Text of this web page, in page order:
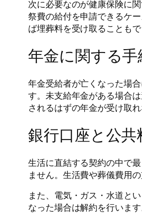
次に必要なのが健康保険に
祭費の給付を申請できるケ
ば埋葬料を受け取ることも
年金に関する手
年金受給者が亡くなった場
す。未支給年金がある場合
されるはずの年金が受け取
銀行口座と公共
生活に直結する契約の中で
ません。生活費や葬儀費用
また、電気・ガス・水道と
なった場合は解約を行いま